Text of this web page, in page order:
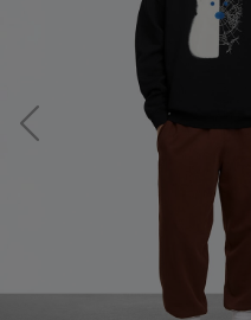
サマー 26 コレ
サマー 26 コレ
日本限定モデル
スノーグース
メイドインジャ
アウターウェア
サマー 26 コレ
サマー 26 コレ
日本限定モデル
スノーグース
メイドインジャ
アウターウェア
コレクション
品の価値を受け
アーカイブの希